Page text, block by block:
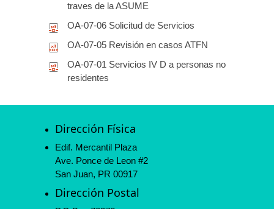
traves de la ASUME
OA-07-06 Solicitud de Servicios
OA-07-05 Revisión en casos ATFN
OA-07-01 Servicios IV D a personas no
residentes
Dirección Física
Edif. Mercantil Plaza
Ave. Ponce de Leon #2
San Juan, PR 00917
Dirección Postal